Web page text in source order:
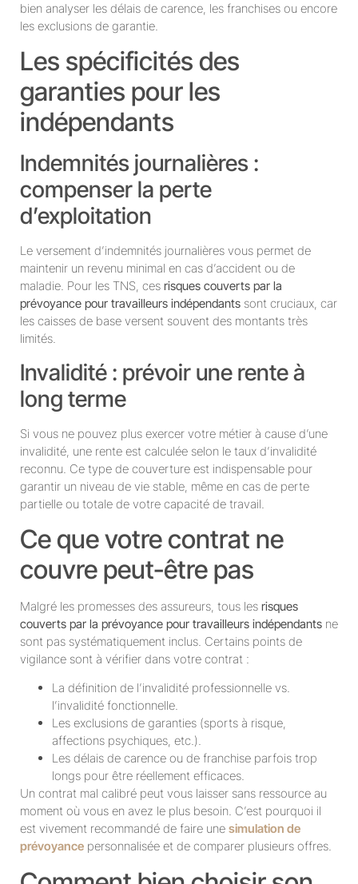
bien analyser les délais de carence, les franchises ou encore
les exclusions de garantie.
Les spécificités des
garanties pour les
indépendants
Indemnités journalières :
compenser la perte
d’exploitation
Le versement d’indemnités journalières vous permet de
maintenir un revenu minimal en cas d’accident ou de
maladie. Pour les TNS, ces risques couverts par la
prévoyance pour travailleurs indépendants sont cruciaux, car
les caisses de base versent souvent des montants très
limités.
Invalidité : prévoir une rente à
long terme
Si vous ne pouvez plus exercer votre métier à cause d’une
invalidité, une rente est calculée selon le taux d’invalidité
reconnu. Ce type de couverture est indispensable pour
garantir un niveau de vie stable, même en cas de perte
partielle ou totale de votre capacité de travail.
Ce que votre contrat ne
couvre peut-être pas
Malgré les promesses des assureurs, tous les risques
couverts par la prévoyance pour travailleurs indépendants ne
sont pas systématiquement inclus. Certains points de
vigilance sont à vérifier dans votre contrat :
La définition de l’invalidité professionnelle vs.
l’invalidité fonctionnelle.
Les exclusions de garanties (sports à risque,
affections psychiques, etc.).
Les délais de carence ou de franchise parfois trop
longs pour être réellement efficaces.
Un contrat mal calibré peut vous laisser sans ressource au
moment où vous en avez le plus besoin. C’est pourquoi il
est vivement recommandé de faire une simulation de
prévoyance personnalisée et de comparer plusieurs offres.